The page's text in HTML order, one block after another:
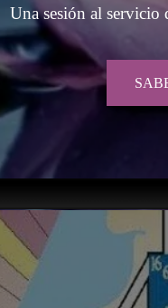
Una sesión al servicio